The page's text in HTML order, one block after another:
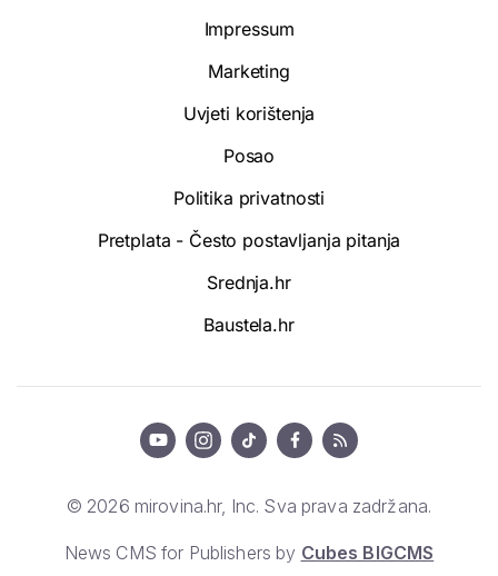
Impressum
Marketing
Uvjeti korištenja
Posao
Politika privatnosti
Pretplata - Često postavljanja pitanja
Srednja.hr
Baustela.hr
© 2026 mirovina.hr, Inc. Sva prava zadržana.
News CMS for Publishers by Cubes BIGCMS